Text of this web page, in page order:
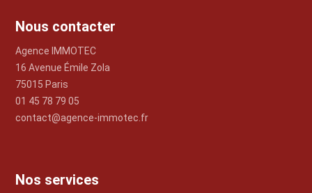
Nous contacter
Agence IMMOTEC
16 Avenue Émile Zola
75015 Paris
01 45 78 79 05
contact@agence-immotec.fr
Nos services